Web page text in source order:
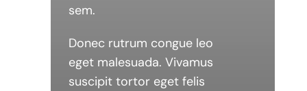
sem.
Donec rutrum congue leo
eget malesuada. Vivamus
suscipit tortor eget felis